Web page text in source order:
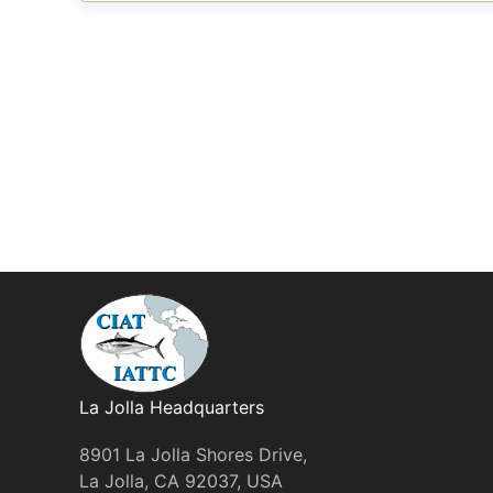
La Jolla Headquarters
8901 La Jolla Shores Drive,
La Jolla, CA 92037, USA